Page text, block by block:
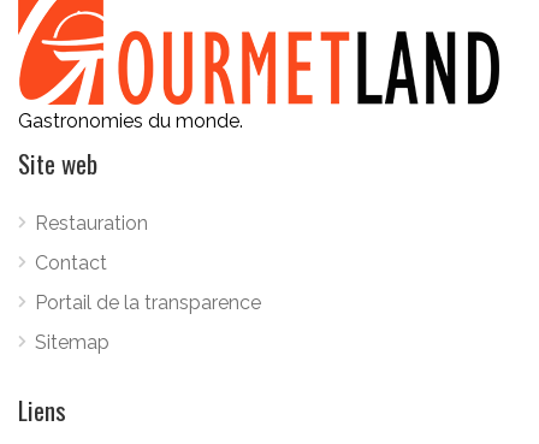
Gastronomies du monde.
Site web
Restauration
Contact
Portail de la transparence
Sitemap
Liens